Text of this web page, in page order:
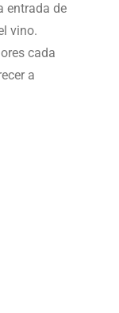
entrada de
vino.
cada
a